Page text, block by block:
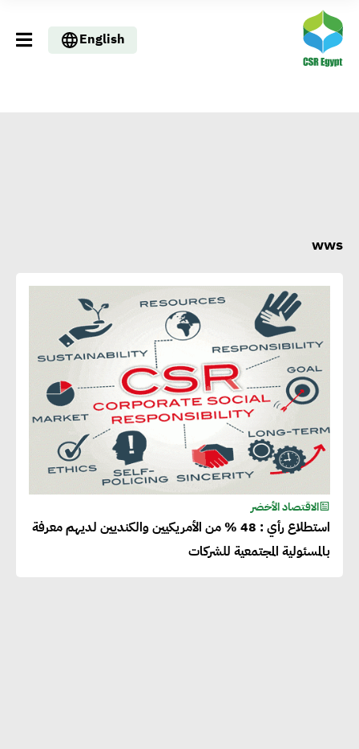
English
wws
الاقتصاد الأخضر
استطلاع رأي : 48 % من الأمريكيين والكنديين لديهم معرفة
بالمسئولية المجتمعية للشركات